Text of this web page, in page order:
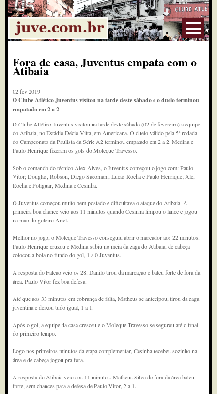
Fora de casa, Juventus empata com o
Atibaia
02 fev 2019
O Clube Atlético Juventus visitou na tarde deste sábado e o duelo terminou
empatado em 2 a 2
O Clube Atlético Juventus visitou na tarde deste sábado (02 de fevereiro) a equipe
do Atibaia, no Estádio Décio Vitta, em Americana. O duelo válido pela 5ª rodada
do Campeonato da Paulista da Série A2 terminou empatado em 2 a 2. Medina e
Paulo Henrique fizeram os gols do Moleque Travesso.
Sob o comando do técnico Alex Alves, o Juventus começou o jogo com: Paulo
Vitor; Douglas, Robson, Diego Sacomam, Lucas Rocha e Paulo Henrique; Ale,
Rocha e Potiguar, Medina e Cesinha.
O Juventus começou muito bem postado e dificultava o ataque do Atibaia. A
primeira boa chance veio aos 11 minutos quando Cesinha limpou o lance e jogou
na mão do goleiro Ariel.
Melhor no jogo, o Moleque Travesso conseguiu abrir o marcador aos 22 minutos.
Paulo Henrique cruzou e Medina subiu no meia da zaga do Atibaia, de cabeça
colocou a bola no fundo do gol, 1 a 0 Juventus.
A resposta do Falcão veio os 28. Danilo tirou da marcação e bateu forte de fora da
área. Paulo Vitor fez boa defesa.
Até que aos 33 minutos em cobrança de falta, Matheus se antecipou, tirou da zaga
juventina e deixou tudo igual, 1 a 1.
Após o gol, a equipe da casa cresceu e o Moleque Travesso se segurou até o final
do primeiro tempo.
Logo nos primeiros minutos da etapa complementar, Cesinha recebeu sozinho na
área e de cabeça jogou pra fora.
A resposta do Atibaia veio aos 11 minutos. Matheus Silva de fora da área bateu
forte, sem chances para a defesa de Paulo Vitor, 2 a 1.